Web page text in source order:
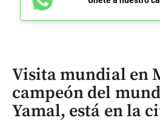
Visita mundial en
campeón del
Yamal, está en la